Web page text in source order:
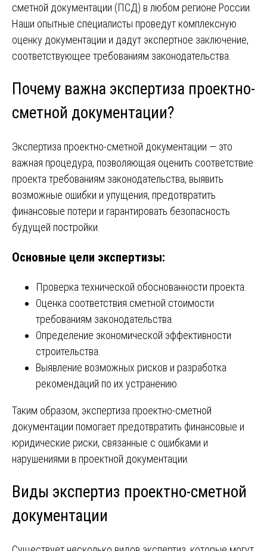
сметной документации (ПСД) в любом регионе России.
Наши опытные специалисты проведут комплексную
оценку документации и дадут экспертное заключение,
соответствующее требованиям законодательства.
Почему важна экспертиза проектно-
сметной документации?
Экспертиза проектно-сметной документации — это
важная процедура, позволяющая оценить соответствие
проекта требованиям законодательства, выявить
возможные ошибки и упущения, предотвратить
финансовые потери и гарантировать безопасность
будущей постройки.
Основные цели экспертизы:
Проверка технической обоснованности проекта.
Оценка соответствия сметной стоимости
требованиям законодательства.
Определение экономической эффективности
строительства.
Выявление возможных рисков и разработка
рекомендаций по их устранению.
Таким образом, экспертиза проектно-сметной
документации помогает предотвратить финансовые и
юридические риски, связанные с ошибками и
нарушениями в проектной документации.
Виды экспертиз проектно-сметной
документации